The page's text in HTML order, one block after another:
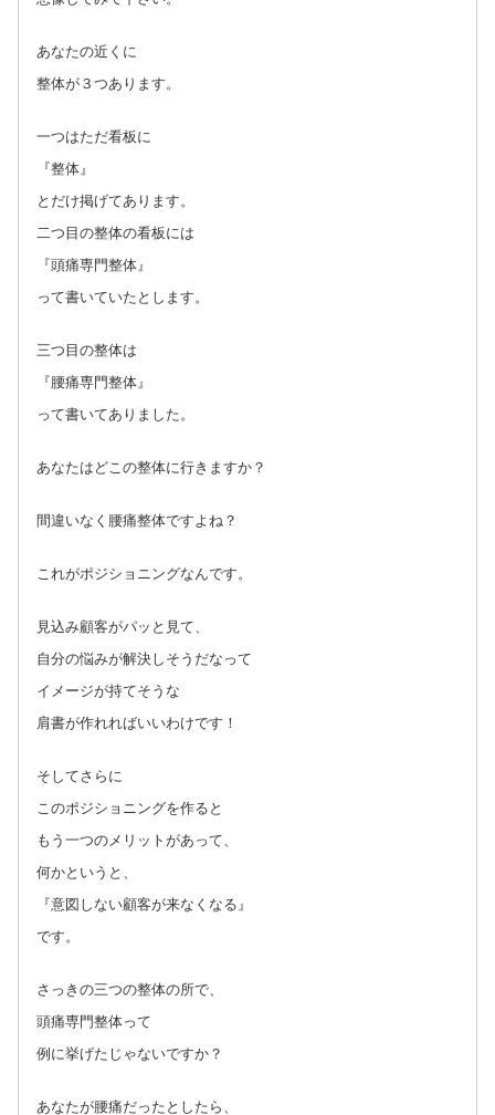
あなたの近くに
整体が３つあります。
一つはただ看板に
『整体』
とだけ掲げてあります。
二つ目の整体の看板には
『頭痛専門整体』
って書いていたとします。
三つ目の整体は
『腰痛専門整体』
って書いてありました。
あなたはどこの整体に行きますか？
間違いなく腰痛整体ですよね？
これがポジショニングなんです。
見込み顧客がパッと見て、
自分の悩みが解決しそうだなって
イメージが持てそうな
肩書が作れればいいわけです！
そしてさらに
このポジショニングを作ると
もう一つのメリットがあって、
何かというと、
『意図しない顧客が来なくなる』
です。
さっきの三つの整体の所で、
頭痛専門整体って
例に挙げたじゃないですか？
あなたが腰痛だったとしたら、